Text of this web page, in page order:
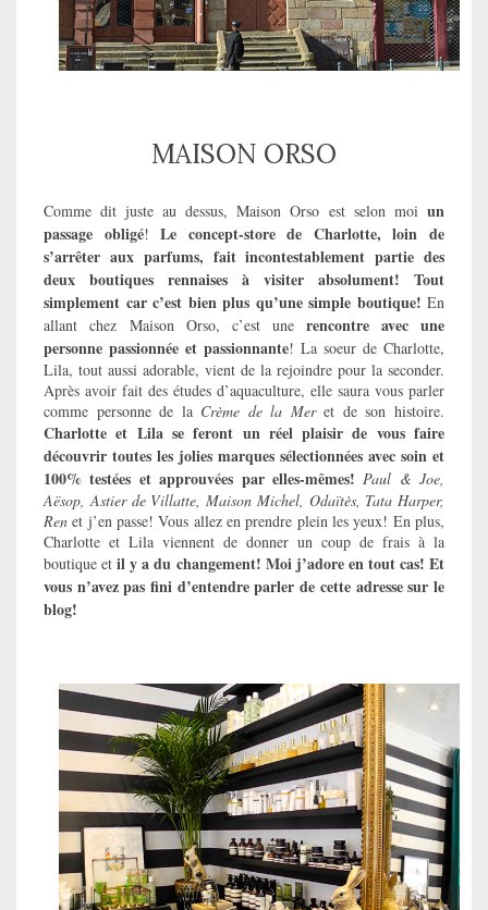
MAISON ORSO
Comme dit juste au dessus, Maison Orso est selon moi un
passage obligé! Le concept-store de Charlotte, loin de
s’arrêter aux parfums, fait incontestablement partie des
deux boutiques rennaises à visiter absolument! Tout
simplement car c’est bien plus qu’une simple boutique! En
allant chez Maison Orso, c’est une rencontre avec une
personne passionnée et passionnante! La soeur de Charlotte,
Lila, tout aussi adorable, vient de la rejoindre pour la seconder.
Après avoir fait des études d’aquaculture, elle saura vous parler
comme personne de la Crème de la Meret de son histoire.
Charlotte et Lila se feront un réel plaisir de vous faire
découvrir toutes les jolies marques sélectionnées avec soin et
100% testées et approuvées par elles-mêmes! Paul & Joe,
Aësop, Astier de Villatte, Maison Michel, Odaïtès, Tata Harper,
Ren et j’en passe! Vous allez en prendre plein les yeux! En plus,
Charlotte et Lila viennent de donner un coup de frais à la
boutique etil y a du changement! Moi j’adore en tout cas! Et
vous n’avez pas fini d’entendre parler de cette adresse sur le
blog!